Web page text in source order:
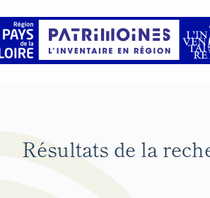
Résultats de la